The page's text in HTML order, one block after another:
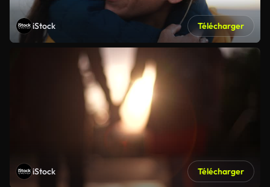
iStock Télécharger
iStock Télécharger